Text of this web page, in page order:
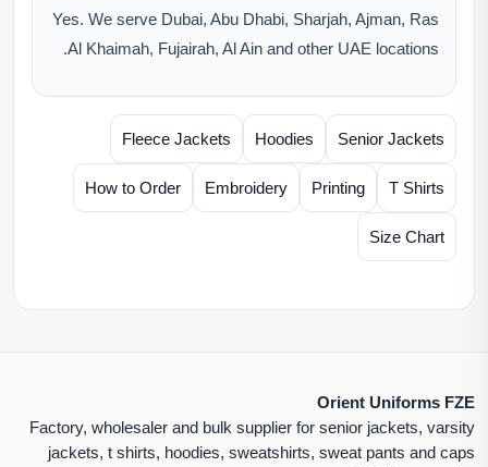
Yes. We serve Dubai, Abu Dhabi, Sharjah, Ajman, Ras
Al Khaimah, Fujairah, Al Ain and other UAE locations.
Senior Jackets
Hoodies
Fleece Jackets
T Shirts
Printing
Embroidery
How to Order
Size Chart
Orient Uniforms FZE
Factory, wholesaler and bulk supplier for senior jackets, varsity
jackets, t shirts, hoodies, sweatshirts, sweat pants and caps